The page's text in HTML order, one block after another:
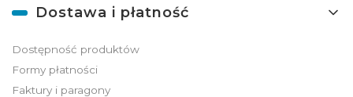
Dostawa i płatność
Dostępność produktów
Formy płatności
Faktury i paragony